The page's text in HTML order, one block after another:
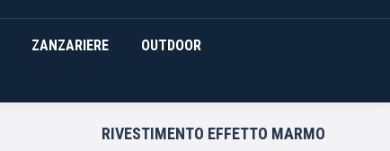
ZANZARIERE OUTDOOR
RIVESTIMENTO EFFETTO MARMO